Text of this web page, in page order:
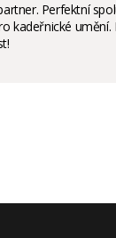
Perfektní
kadeřnické umění.